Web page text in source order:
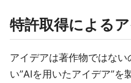
特許取得による
アイデアは著作物ではな
い”AIを用いたアイデア”を